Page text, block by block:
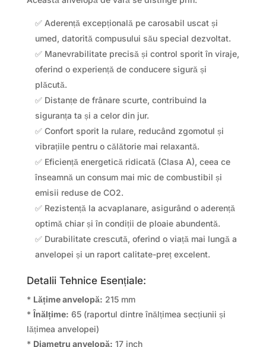
✅ Aderență excepțională pe carosabil uscat și
umed, datorită compusului său special dezvoltat.
✅ Manevrabilitate precisă și control sporit în viraje,
oferind o experiență de conducere sigură și
plăcută.
✅ Distanțe de frânare scurte, contribuind la
siguranța ta și a celor din jur.
✅ Confort sporit la rulare, reducând zgomotul și
vibrațiile pentru o călătorie mai relaxantă.
✅ Eficiență energetică ridicată (Clasa A), ceea ce
înseamnă un consum mai mic de combustibil și
emisii reduse de CO2.
✅ Rezistență la acvaplanare, asigurând o aderență
optimă chiar și în condiții de ploaie abundentă.
✅ Durabilitate crescută, oferind o viață mai lungă a
anvelopei și un raport calitate-preț excelent.
Detalii Tehnice Esențiale:
* Lățime anvelopă: 215 mm
*Înălțime: 65 (raportul dintre înălțimea secțiunii și
lățimea anvelopei)
* Diametru anvelopă: 17 inch